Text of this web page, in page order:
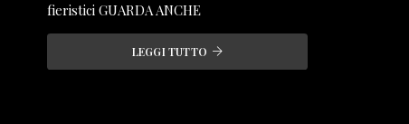
fieristici GUARDA ANCHE
LEGGI TUTTO